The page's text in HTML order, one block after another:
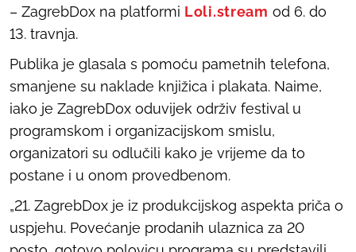
– ZagrebDox na platformi Loli.stream od 6. do
13. travnja.
Publika je glasala s pomoću pametnih telefona,
smanjene su naklade knjižica i plakata. Naime,
iako je ZagrebDox oduvijek održiv festival u
programskom i organizacijskom smislu,
organizatori su odlučili kako je vrijeme da to
postane i u onom provedbenom.
„21. ZagrebDox je iz produkcijskog aspekta priča o
uspjehu. Povećanje prodanih ulaznica za 20